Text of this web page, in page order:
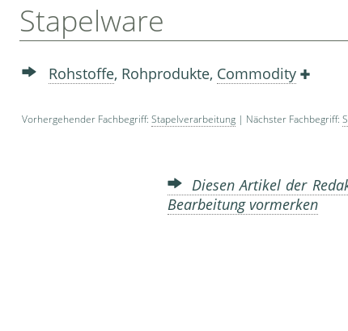
Stapelware
Rohstoffe, Rohprodukte, Commodity
Vorhergehender Fachbegriff: Stapelverarbeitung | Nächster Fachbegriff:
Diesen Artikel der
Bearbeitung vormerken